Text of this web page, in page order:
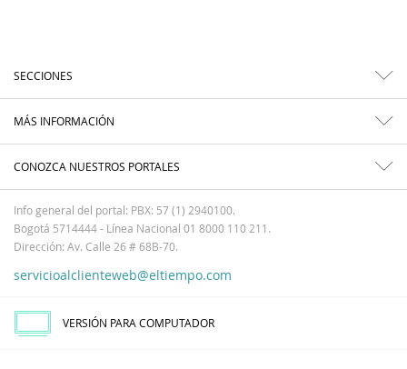
SECCIONES
MÁS INFORMACIÓN
CONOZCA NUESTROS PORTALES
Info general del portal: PBX: 57 (1) 2940100.
Bogotá 5714444 - Línea Nacional 01 8000 110 211.
Dirección: Av. Calle 26 # 68B-70.
servicioalclienteweb@eltiempo.com
VERSIÓN PARA COMPUTADOR